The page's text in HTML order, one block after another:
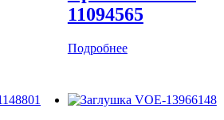
11094565
Подробнее